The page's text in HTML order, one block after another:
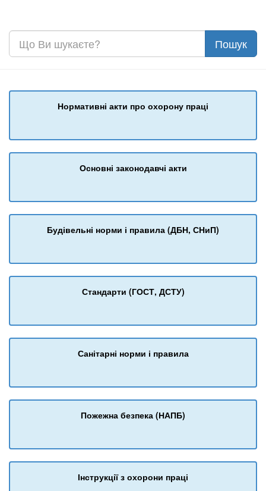
Нормативні акти про охорону праці
Основні законодавчі акти
Будівельні норми і правила (ДБН, СНиП)
Стандарти (ГОСТ, ДСТУ)
Санітарні норми і правила
Пожежна безпека (НАПБ)
Інструкції з охорони праці